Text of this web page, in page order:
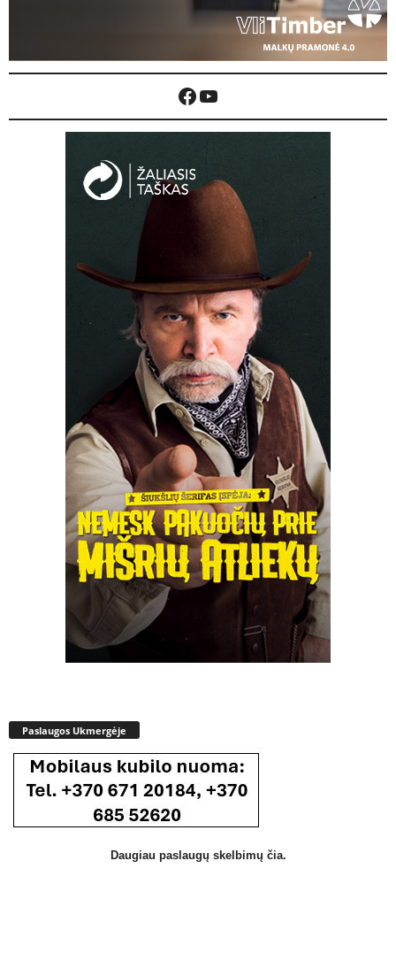
Facebook
YouTube
Paslaugos Ukmergėje
Daugiau paslaugų skelbimų čia.